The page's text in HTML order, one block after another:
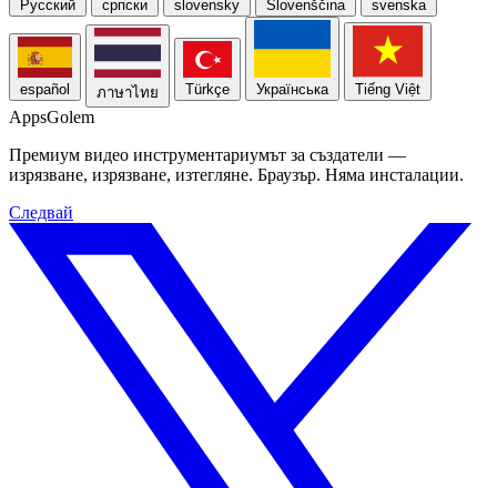
Русский српски slovensky Slovenščina svenska
español ภาษาไทย Türkçe Українська Tiếng Việt
AppsGolem
Премиум видео инструментариумът за създатели —
изрязване, изрязване, изтегляне. Браузър. Няма инсталации.
Следвай